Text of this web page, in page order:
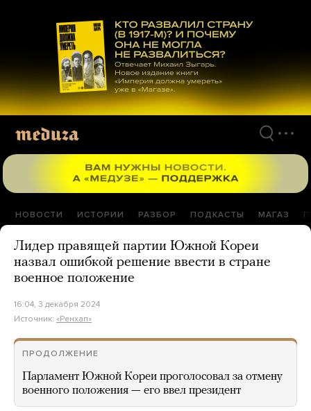
материалам
НОВОСТИ ИСТОРИИ РАЗБОР ПОДКАСТЫ МАГАЗ
Лидер правящей партии Южной Кореи
назвал ошибкой решение ввести в стране
военное положение
16:04, 3 декабря 2024
Источник: «Ренхап»
ПРОДОЛЖЕНИЕ
Парламент Южной Кореи проголосовал за отмену
военного положения — его ввел президент